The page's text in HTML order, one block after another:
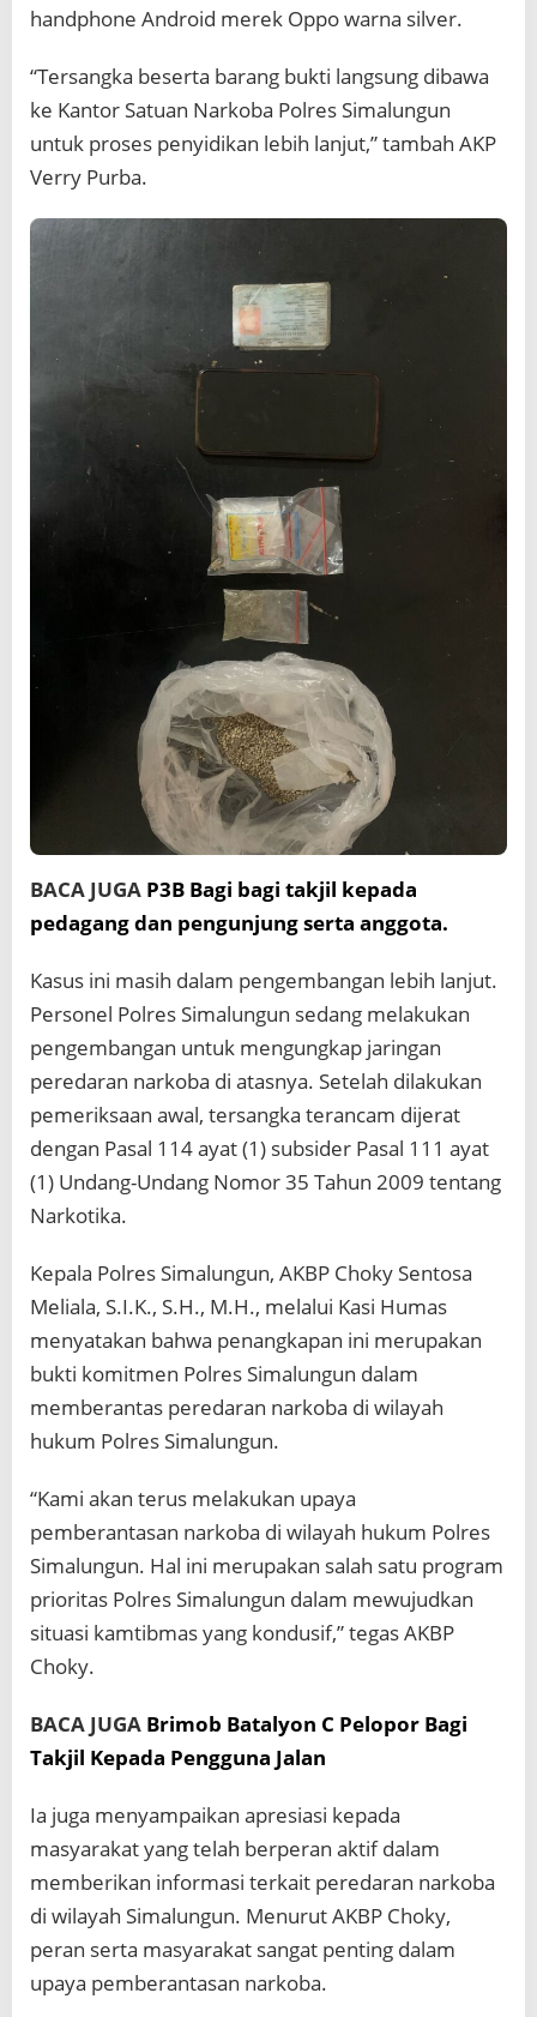
handphone Android merek Oppo warna silver.
“Tersangka beserta barang bukti langsung dibawa
ke Kantor Satuan Narkoba Polres Simalungun
untuk proses penyidikan lebih lanjut,” tambah AKP
Verry Purba.
BACA JUGA P3B Bagi bagi takjil kepada
pedagang dan pengunjung serta anggota.
Kasus ini masih dalam pengembangan lebih lanjut.
Personel Polres Simalungun sedang melakukan
pengembangan untuk mengungkap jaringan
peredaran narkoba di atasnya. Setelah dilakukan
pemeriksaan awal, tersangka terancam dijerat
dengan Pasal 114 ayat (1) subsider Pasal 111 ayat
(1) Undang-Undang Nomor 35 Tahun 2009 tentang
Narkotika.
Kepala Polres Simalungun, AKBP Choky Sentosa
Meliala, S.I.K., S.H., M.H., melalui Kasi Humas
menyatakan bahwa penangkapan ini merupakan
bukti komitmen Polres Simalungun dalam
memberantas peredaran narkoba di wilayah
hukum Polres Simalungun.
“Kami akan terus melakukan upaya
pemberantasan narkoba di wilayah hukum Polres
Simalungun. Hal ini merupakan salah satu program
prioritas Polres Simalungun dalam mewujudkan
situasi kamtibmas yang kondusif,” tegas AKBP
Choky.
BACA JUGA Brimob Batalyon C Pelopor Bagi
Takjil Kepada Pengguna Jalan
Ia juga menyampaikan apresiasi kepada
masyarakat yang telah berperan aktif dalam
memberikan informasi terkait peredaran narkoba
di wilayah Simalungun. Menurut AKBP Choky,
peran serta masyarakat sangat penting dalam
upaya pemberantasan narkoba.